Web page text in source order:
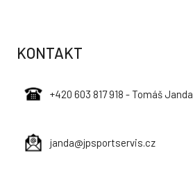
KONTAKT
+420 603 817 918 - Tomáš Janda
janda@jpsportservis.cz